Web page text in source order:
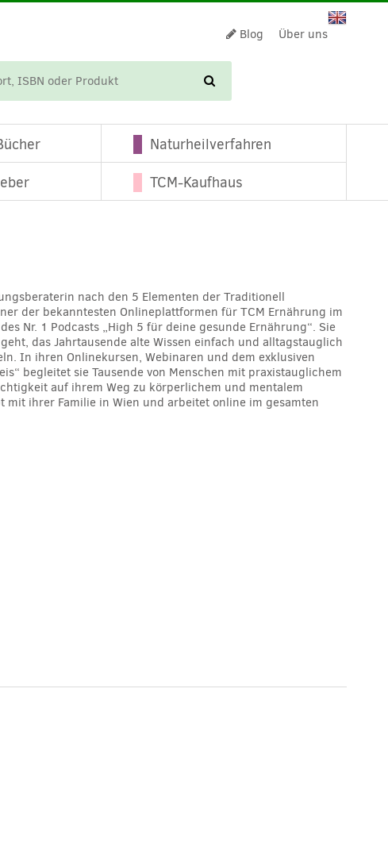
Blog Über uns
Naturheilverfahren
TCM-Kaufhaus
nach den 5 Elementen der Traditionell
der bekanntesten Onlineplattformen für TCM Ernährung im
Nr. 1 Podcasts „High 5 für deine gesunde Ernährung“. Sie
das Jahrtausende alte Wissen einfach und alltagstauglich
In ihren Onlinekursen, Webinaren und dem exklusiven
begleitet sie Tausende von Menschen mit praxistauglichem
auf ihrem Weg zu körperlichem und mentalem
mit ihrer Familie in Wien und arbeitet online im gesamten